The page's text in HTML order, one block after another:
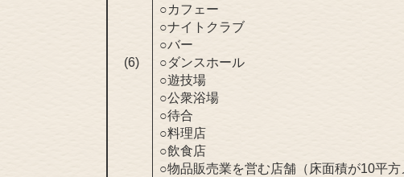
(6)
○カフェー
○ナイトクラブ
○バー
○ダンスホール
○遊技場
○公衆浴場
○待合
○料理店
○飲食店
○物品販売業を営む店舗（床面積が10平方